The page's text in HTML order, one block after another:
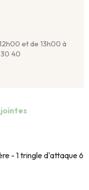
et de 13h00 à
40
- 1 tringle d'attaque 6